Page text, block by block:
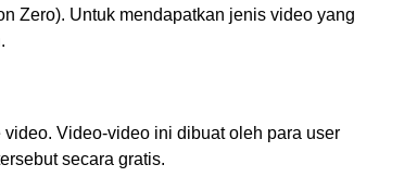
Zero). Untuk mendapatkan jenis video yang
Video-video ini dibuat oleh para user
secara gratis.